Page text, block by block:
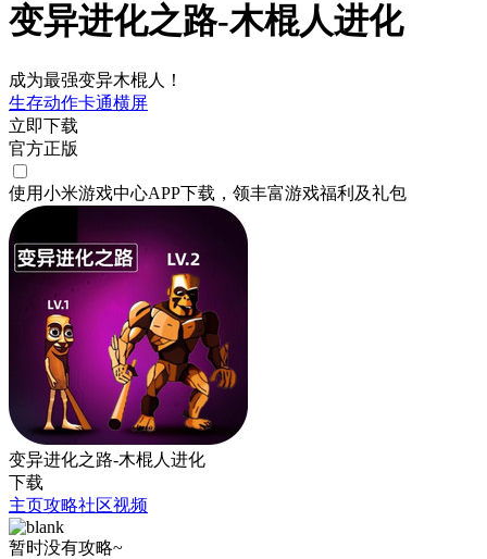
变异进化之路-木棍人进化
成为最强变异木棍人！
生存动作卡通横屏
立即下载
官方正版
使用小米游戏中心APP下载 ，领丰富游戏福利 及礼包
变异进化之路-木棍人进化
下载
主页攻略社区视频
暂时没有攻略~